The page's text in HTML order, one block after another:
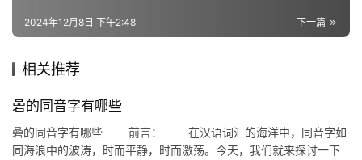
义
组
词
下一篇
2024年12月8日 下午2:48
相关推荐
碞的同音字有哪些
碞的同音字有哪些 前言： 在汉语词汇的海洋中，同音字如
同海浪中的波涛，时而平静，时而激荡。今天，我们就来探讨一下